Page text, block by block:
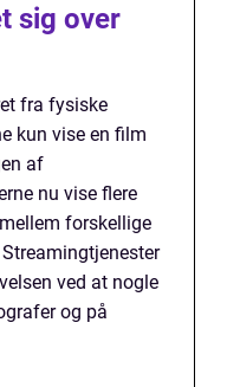
sig over
fra fysiske
kun vise en film
af
nu vise flere
forskellige
ved at nogle
og på